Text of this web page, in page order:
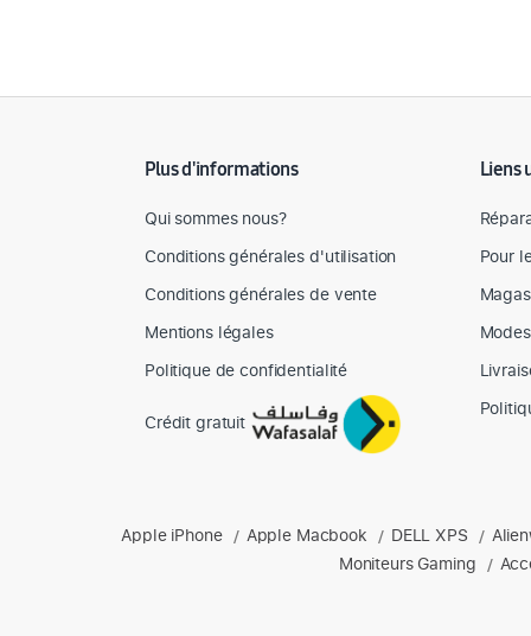
Plus d'informations
Qui sommes nous?
Conditions générales d'utilisation
Conditions générales de vente
Mentions légales
Politique de confidentialité
Crédit gratuit
Liens
Pour
Produits phares chez Mediazone
Retrouvez chez Mediazone les références
Apple iPhone / Apple Macbook / DELL XPS /
Moniteurs Gaming
/